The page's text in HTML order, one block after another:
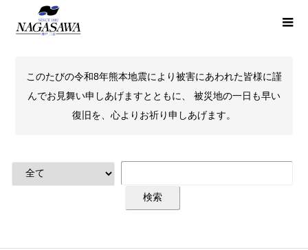
このたびの令和8年熊本地震により被害にあわれた皆様に謹
んでお見舞い申しあげますとともに、 被災地の一日も早い
復旧を、心よりお祈り申しあげます。